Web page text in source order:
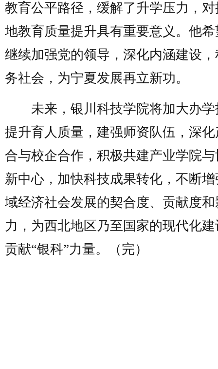
教育公平路径，缓解了升学压力，
地教育质量提升具有重要意义。他
继续加强党的领导，深化内涵建设
务社会，为宁夏发展再立新功。
未来，银川科技学院将加大办学
提升育人质量，建强师资队伍，深
合与校企合作，积极共建产业学院
新中心，加快科技成果转化，不断
域经济社会发展的契合度、贡献度
力，为西北地区乃至国家的现代化
贡献“银科”力量。（完）